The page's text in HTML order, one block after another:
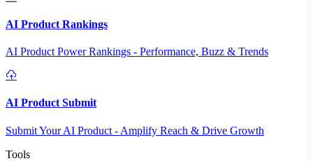
AI Product Rankings
AI Product Power Rankings - Performance, Buzz & Trends
AI Product Submit
Submit Your AI Product - Amplify Reach & Drive Growth
Tools